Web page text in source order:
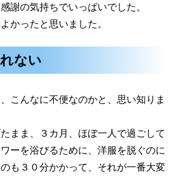
謝の気持ちでいっぱいでした。
かったと思いました。
ない
こんなに不便なのかと、思い知りま
まま、３カ月、ほぼ一人で過ごして
ーを浴びるために、洋服を脱ぐのに
も３０分かかって、それが一番大変